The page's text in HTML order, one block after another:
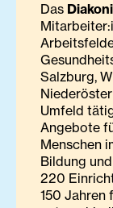
Das
Salzburg,
Umfeld
Angebote
Menschen
Bildung
220
150 Jahren